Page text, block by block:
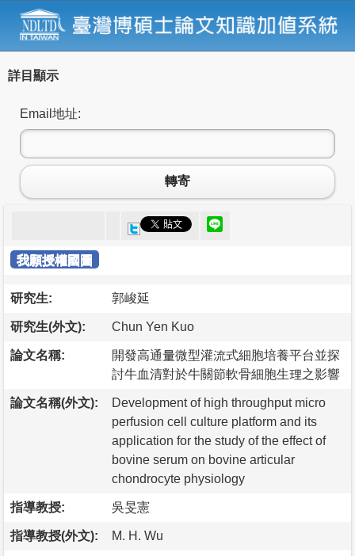
詳目顯示
Email地址:
轉寄
我願授權國圖
研究生: 郭峻延
研究生(外文): Chun Yen Kuo
論文名稱:
開發高通量微型灌流式細胞培養平台並探
討牛血清對於牛關節軟骨細胞生理之影響
論文名稱(外文):
Development of high throughput micro
perfusion cell culture platform and its
application for the study of the effect of
bovine serum on bovine articular
chondrocyte physiology
指導教授: 吳旻憲
指導教授(外文): M. H. Wu